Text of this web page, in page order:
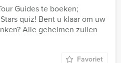
Guides te boeken;
quiz! Bent u klaar om uw
Alle geheimen zullen
Favoriet